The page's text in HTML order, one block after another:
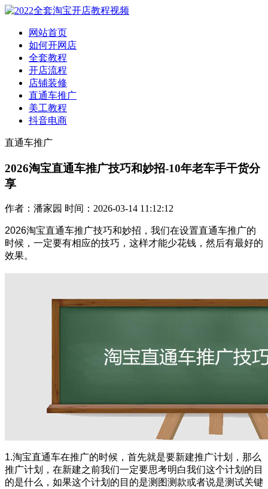
网站首页
如何开网店
全套教程
开店流程
店铺装修
直通车推广
美工教程
抖音电商
直通车推广
2026淘宝直通车推广技巧和妙招-10年老车手干货分
享
作者：潘家园 时间：2026-03-14 11:12:12
2026淘宝直通车推广技巧和妙招，我们在设置直通车推广的
时候，一定要有相应的技巧，这样才能少花钱，然后有最好的
效果。
1.淘宝直通车在推广的时候，首先就是要新建推广计划，那么
推广计划，在新建之前我们一定要思考明白我们这个计划的目
的是什么，如果这个计划的目的是测图测款或者说是测试关键